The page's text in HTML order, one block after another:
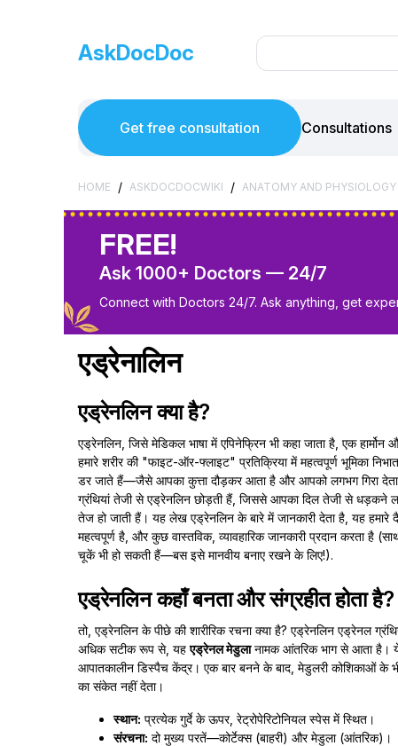
AskDocDoc
Get free consultation Consultations
HOME / ASKDOCDOCWIKI / ANATOMY AND PHYSIOLOGY
FREE!
Ask 1000+ Doctors — 24/7
Connect with Doctors 24/7. Ask anything, get
एड्रेनालिन
एड्रेनलिन क्या है?
एड्रेनलिन, जिसे मेडिकल भाषा में एपिनेफ्रिन भी कहा जाता है, एक हार्मोन
हमारे शरीर की "फाइट-ऑर-फ्लाइट" प्रतिक्रिया में महत्वपूर्ण भूमिका
डर जाते हैं—जैसे आपका कुत्ता दौड़कर आता है और आपको लगभग गिरा
ग्रंथियां तेजी से एड्रेनलिन छोड़ती हैं, जिससे आपका दिल तेजी से धड़कने
तेज हो जाती हैं। यह लेख एड्रेनलिन के बारे में जानकारी देता है, यह हमारे
महत्वपूर्ण है, और कुछ वास्तविक, व्यावहारिक जानकारी प्रदान करता है
चूकें भी हो सकती हैं—बस इसे मानवीय बनाए रखने के लिए!).
एड्रेनलिन कहाँ बनता और संग्रहीत होता है?
तो, एड्रेनलिन के पीछे की शारीरिक रचना क्या है? एड्रेनलिन एड्रेनल
अधिक सटीक रूप से, यहएड्रेनल मेडुलानामक आंतरिक भाग से आता है। ये
आपातकालीन डिस्पैच केंद्र। एक बार बनने के बाद, मेडुलरी कोशिकाओं के
का संकेत नहीं देता।
स्थान: प्रत्येक गुर्दे के ऊपर, रेट्रोपेरिटोनियल स्पेस में स्थित।
संरचना: दो मुख्य परतें—कोर्टेक्स (बाहरी) और मेडुला (आंतरिक)।